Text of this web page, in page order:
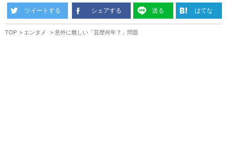
ツイートする シェアする 送る はてな
TOP エンタメ 意外に難しい「芸歴何年？」問題